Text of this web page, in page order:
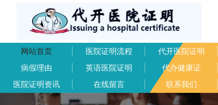
网站首页 医院证明流程
代开医院证明
病假理由
英语医院证明
代办健康证
医院证明资讯
在线留言 联系我们